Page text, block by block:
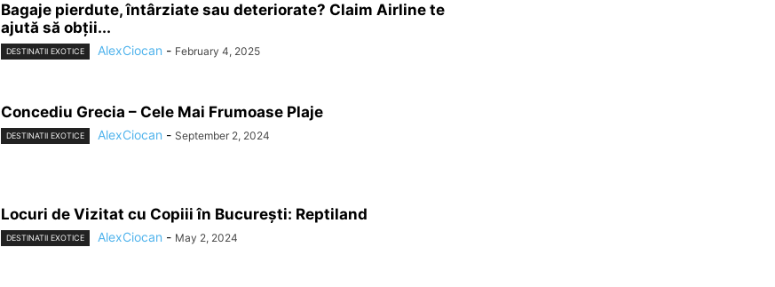
Bagaje pierdute, întârziate sau deteriorate? Claim Airline te
ajută să obții...
DESTINATII EXOTICE AlexCiocan - February 4, 2025
Concediu Grecia – Cele Mai Frumoase Plaje
DESTINATII EXOTICE AlexCiocan - September 2, 2024
Locuri de Vizitat cu Copiii în București: Reptiland
DESTINATII EXOTICE AlexCiocan - May 2, 2024